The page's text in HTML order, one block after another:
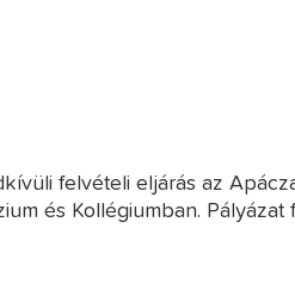
felvételi eljárás az
és Kollégiumban. Pályázat